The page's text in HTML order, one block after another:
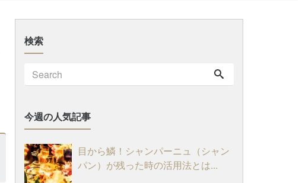
検索
今週の人気記事
目から鱗！シャンパーニュ（シャン
パン）が残った時の活用法とは...